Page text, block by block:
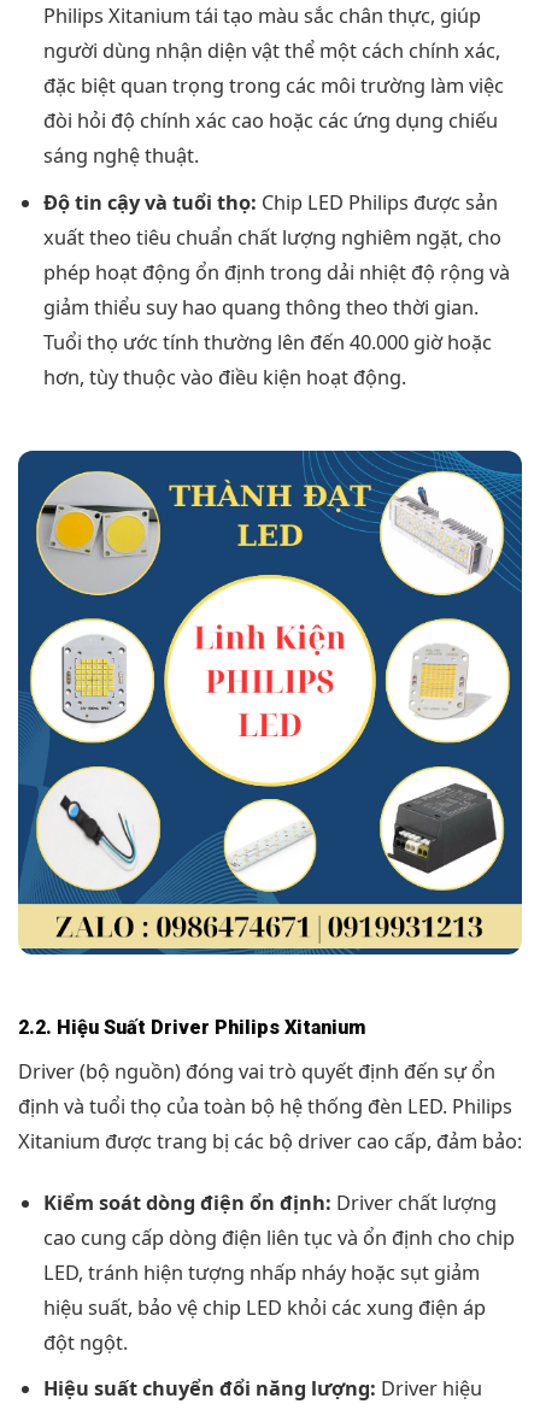
Philips Xitanium tái tạo màu sắc chân thực, giúp
người dùng nhận diện vật thể một cách chính xác,
đặc biệt quan trọng trong các môi trường làm việc
đòi hỏi độ chính xác cao hoặc các ứng dụng chiếu
sáng nghệ thuật.
Độ tin cậy và tuổi thọ: Chip LED Philips được sản
xuất theo tiêu chuẩn chất lượng nghiêm ngặt, cho
phép hoạt động ổn định trong dải nhiệt độ rộng và
giảm thiểu suy hao quang thông theo thời gian.
Tuổi thọ ước tính thường lên đến 40.000 giờ hoặc
hơn, tùy thuộc vào điều kiện hoạt động.
2.2. Hiệu Suất Driver Philips Xitanium
Driver (bộ nguồn) đóng vai trò quyết định đến sự ổn
định và tuổi thọ của toàn bộ hệ thống đèn LED. Philips
Xitanium được trang bị các bộ driver cao cấp, đảm bảo:
Kiểm soát dòng điện ổn định: Driver chất lượng
cao cung cấp dòng điện liên tục và ổn định cho chip
LED, tránh hiện tượng nhấp nháy hoặc sụt giảm
hiệu suất, bảo vệ chip LED khỏi các xung điện áp
đột ngột.
Hiệu suất chuyển đổi năng lượng: Driver hiệu